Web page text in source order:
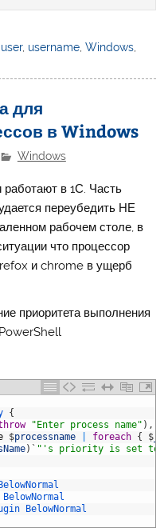
user, username ,Windows
для
в Windows
Windows
работают в 1С. Часть
переубедить НЕ
рабочем столе, в
что процессор
и chrome в ущерб
приоритета выполнения
{
"Enter process name" ) ,
$processname foreach { $
) ` "'s priority is set to
BelowNormal
BelowNormal
BelowNormal